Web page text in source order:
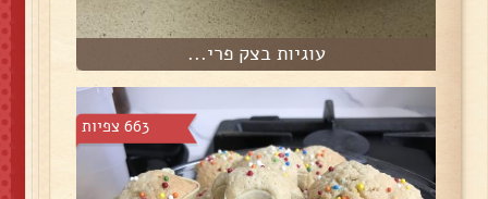
עוגיות בצק פרי...
663 צפיות